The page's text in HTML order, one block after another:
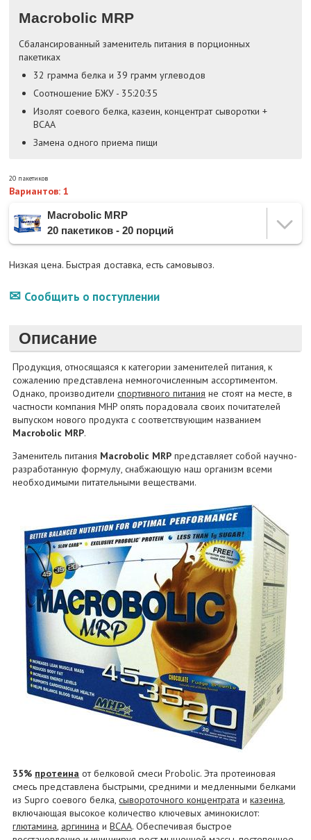
Macrobolic MRP
Сбалансированный заменитель питания в порционных
пакетиках
32 грамма белка и 39 грамм углеводов
Соотношение БЖУ - 35:20:35
Изолят соевого белка, казеин, концентрат сыворотки +
BCAA
Замена одного приема пищи
20 пакетиков
Вариантов: 1
Macrobolic MRP
20 пакетиков - 20 порций
Низкая цена. Быстрая доставка, есть самовывоз.
Сообщить о поступлении
Описание
Продукция, относящаяся к категории заменителей питания, к
сожалению представлена немногочисленным ассортиментом.
Однако, производителиспортивного питания не стоят на месте, в
частности компания MHP опять порадовала своих почитателей
выпуском нового продукта с соответствующим названием
Macrobolic MRP.
Заменитель питания Macrobolic MRP представляет собой научно-
разработанную формулу, снабжающую наш организм всеми
необходимыми питательными веществами.
35% протеина от белковой смеси Probolic. Эта протеиновая
смесь представлена быстрыми, средними и медленными белками
из Supro соевого белка,сывороточного концентрата иказеина,
включающая высокое количество ключевых аминокислот:
глютамина, аргинина иBCAA. Обеспечивая быстрое